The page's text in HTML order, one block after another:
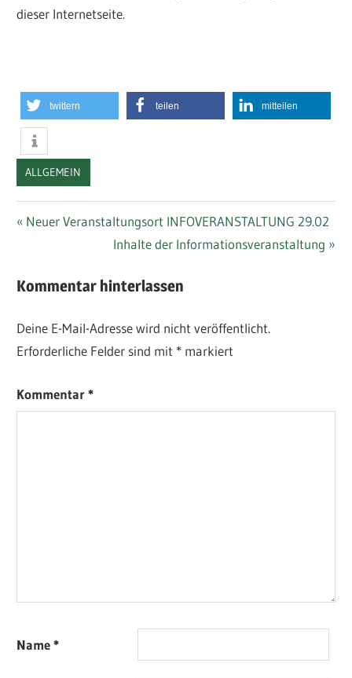
dieser Internetseite.
twittern teilen mitteilen
ALLGEMEIN
Beitragsnavigation
Vorheriger
Neuer Veranstaltungsort INFOVERANSTALTUNG 29.02
Nächster
Inhalte der Informationsveranstaltung
Kommentar hinterlassen
Deine E-Mail-Adresse wird nicht veröffentlicht.
Erforderliche Felder sind mit * markiert
Kommentar*
Name*